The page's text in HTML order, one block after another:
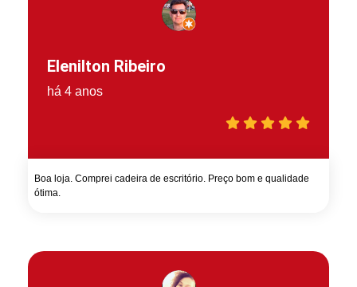
Elenilton Ribeiro
há 4 anos
Boa loja. Comprei cadeira de escritório. Preço bom e qualidade
ótima.